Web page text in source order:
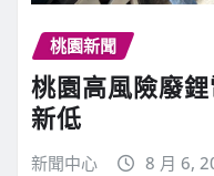
桃園新聞
桃園高風險廢
新低
新聞中心 8 月 6,